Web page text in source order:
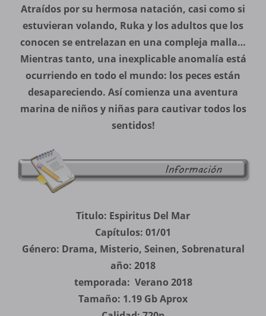
Atraídos por su hermosa natación, casi como si
estuvieran volando, Ruka y los adultos que los
conocen se entrelazan en una compleja malla…
Mientras tanto, una inexplicable anomalía está
ocurriendo en todo el mundo: los peces están
desapareciendo. Así comienza una aventura
marina de niños y niñas para cautivar todos los
sentidos!
Titulo: Espiritus Del Mar
Capítulos: 01/01
Género: Drama, Misterio, Seinen, Sobrenatural
año: 2018
temporada: Verano 2018
Tamaño: 1.19 Gb Aprox